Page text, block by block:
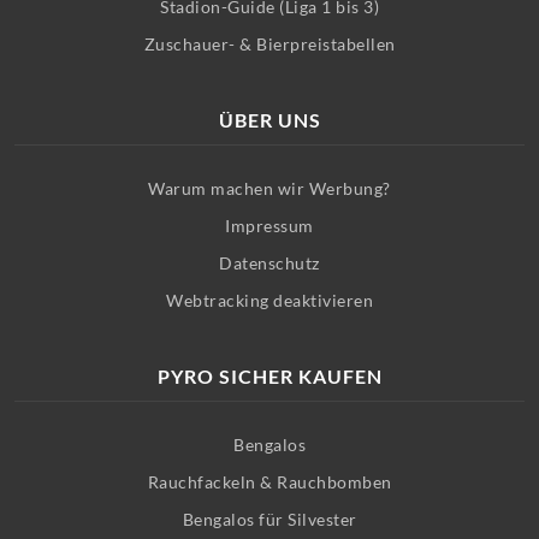
Stadion-Guide (Liga 1 bis 3)
Zuschauer- & Bierpreistabellen
ÜBER UNS
Warum machen wir Werbung?
Impressum
Datenschutz
Webtracking deaktivieren
PYRO SICHER KAUFEN
Bengalos
Rauchfackeln & Rauchbomben
Bengalos für Silvester